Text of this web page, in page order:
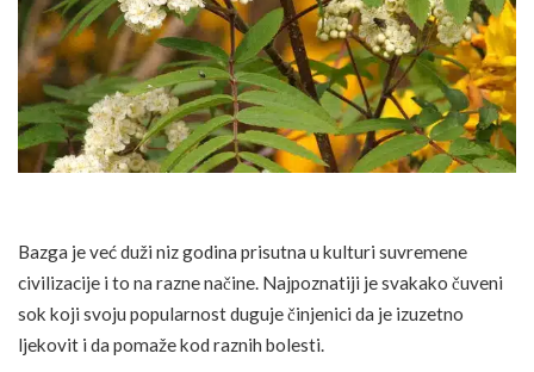
Bazga je već duži niz godina prisutna u kulturi suvremene
civilizacije i to na razne načine. Najpoznatiji je svakako čuveni
sok koji svoju popularnost duguje činjenici da je izuzetno
ljekovit i da pomaže kod raznih bolesti.